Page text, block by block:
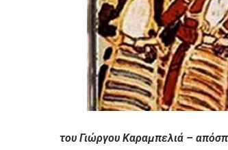
του Γιώργου Καραμπελιά –